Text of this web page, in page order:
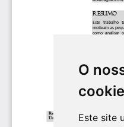
O
Este site